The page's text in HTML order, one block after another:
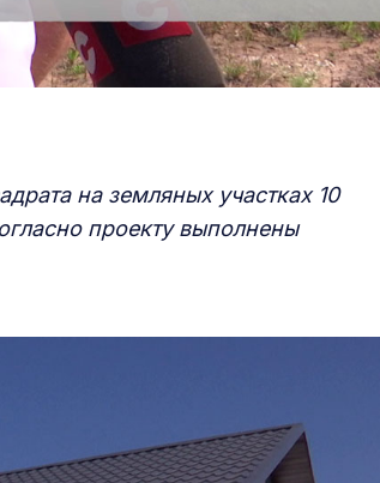
на земляных участках 10
проекту выполнены